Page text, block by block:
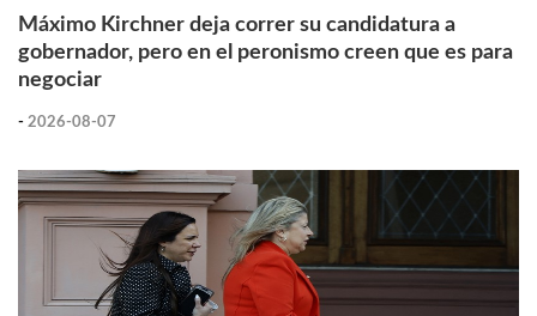
Máximo Kirchner deja correr su candidatura a
gobernador, pero en el peronismo creen que es para
negociar
- 2026-08-07